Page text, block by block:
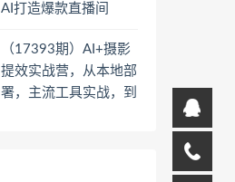
AI打造爆款直播间
（17393期）AI+摄影
提效实战营，从本地部
署，主流工具实战，到